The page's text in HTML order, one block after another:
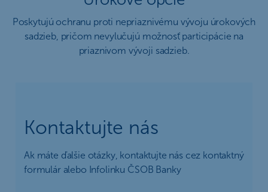
Poskytujú ochranu proti nepriaznivému vývoju úrokových
sadzieb, pričom nevylučujú možnosť participácie na
priaznivom vývoji sadzieb.
Kontaktujte nás
Ak máte ďalšie otázky, kontaktujte nás cez kontaktný
formulár alebo Infolinku ČSOB Banky